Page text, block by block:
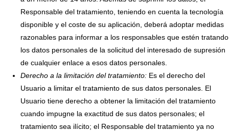
Responsable del tratamiento, teniendo en cuenta la tecnología
disponible y el coste de su aplicación, deberá adoptar medidas
razonables para informar a los responsables que estén tratando
los datos personales de la solicitud del interesado de supresión
de cualquier enlace a esos datos personales.
Derecho a la limitación del tratamiento: Es el derecho del
Usuario a limitar el tratamiento de sus datos personales. El
Usuario tiene derecho a obtener la limitación del tratamiento
cuando impugne la exactitud de sus datos personales; el
tratamiento sea ilícito; el Responsable del tratamiento ya no